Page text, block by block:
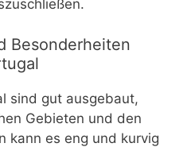
Besonderheiten
sind gut ausgebaut,
Gebieten und den
kann es eng und kurvig